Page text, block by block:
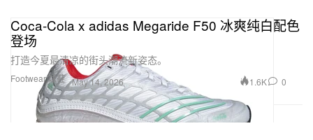
Footwear 球鞋
Coca‑Cola x adidas Megaride F50 冰爽纯白配色
登场
打造今夏最清凉的街头潮流新姿态。
May 14, 2026 1.6K 0